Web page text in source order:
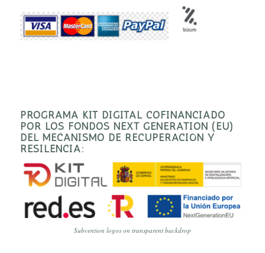
PROGRAMA KIT DIGITAL COFINANCIADO
POR LOS FONDOS NEXT GENERATION (EU)
DEL MECANISMO DE RECUPERACIÓN Y
RESILENCIA:
Subvention logos on transparent backdrop